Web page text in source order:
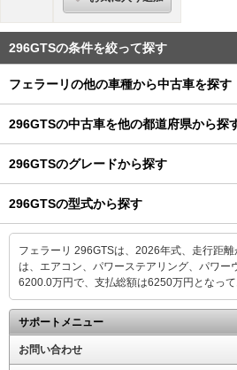
296GTSの条件を絞って探す
フェラーリの他の車種から中古車を探す
296GTSの中古車を他の都道府県から探
296GTSのグレードから探す
296GTSの型式から探す
フェラーリ 296GTSは、2026年式、走行距
は、エアコン、パワーステアリング、パワー
6200.0万円で、支払総額は6250万円となって
サポートメニュー
お問い合わせ